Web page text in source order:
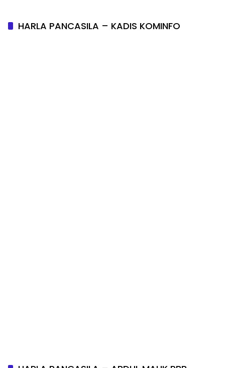
HARLA PANCASILA – KADIS KOMINFO